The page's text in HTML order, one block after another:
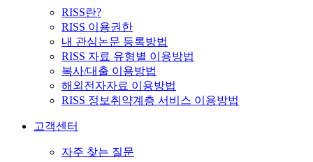
RISS란?
RISS 이용권한
내 관심논문 등록방법
RISS 자료 유형별 이용방법
복사/대출 이용방법
해외전자자료 이용방법
RISS 정보취약계층 서비스 이용방법
고객센터
자주 찾는 질문